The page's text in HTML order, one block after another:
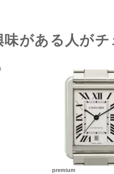
がある人が
premium